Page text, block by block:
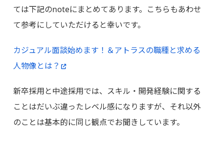
ては下記のnoteにまとめてあります。こちらもあわせ
て参考にしていただけると幸いです。
カジュアル面談始めます！＆アトラスの職種と求める
人物像とは？
新卒採用と中途採用では、スキル・開発経験に関する
ことはだいぶ違ったレベル感になりますが、それ以外
のことは基本的に同じ観点でお聞きしています。